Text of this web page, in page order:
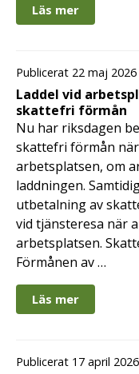
Läs mer
Publicerat 22 maj 2026
Laddel vid
skattefri förmån
Nu har riksdagen
skattefri förmån
arbetsplatsen, om
laddningen.
utbetalning av
vid tjänsteresa när
arbetsplatsen.
Förmånen av …
Läs mer
Publicerat 17 april 2026